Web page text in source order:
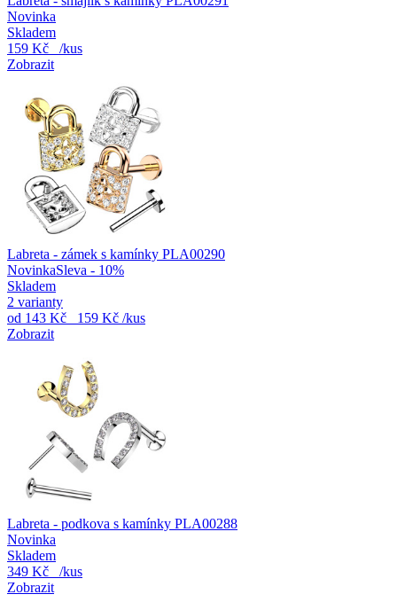
Novinka
Skladem
159 Kč
/kus
Zobrazit
Labreta - zámek s kamínky PLA00290
NovinkaSleva - 10%
Skladem
2 varianty
od 143 Kč 159 Kč /kus
Zobrazit
Labreta - podkova s kamínky PLA00288
Novinka
Skladem
349 Kč
/kus
Zobrazit